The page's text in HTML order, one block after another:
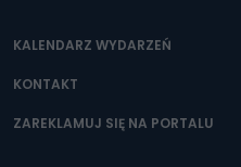
KALENDARZ WYDARZEŃ
KONTAKT
ZAREKLAMUJ SIĘ NA PORTALU